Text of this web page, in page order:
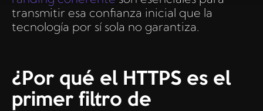
transmitir esa confianza inicial que la
tecnología por sí sola no garantiza.
¿Por qué el HTTPS es el
primer filtro de